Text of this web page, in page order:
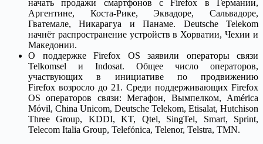
начать продажи смартфонов с Firefox в Германии,
Аргентине, Коста-Рике, Эквадоре, Сальвадоре,
Гватемале, Никарагуа и Панаме. Deutsche Telekom
начнёт распространение устройств в Хорватии, Чехии и
Македонии.
О поддержке Firefox OS заявили операторы связи
Telkomsel и Indosat. Общее число операторов,
участвующих в инициативе по продвижению
Firefox возросло до 21. Среди поддерживающих Firefox
OS операторов связи: Мегафон, Вымпелком, América
Móvil, China Unicom, Deutsche Telekom, Etisalat, Hutchison
Three Group, KDDI, KT, Qtel, SingTel, Smart, Sprint,
Telecom Italia Group, Telefónica, Telenor, Telstra, TMN.